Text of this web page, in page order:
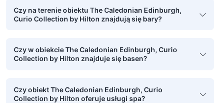
Czy na terenie obiektu The Caledonian Edinburgh,
Curio Collection by Hilton znajdują się bary?
Czy w obiekcie The Caledonian Edinburgh, Curio
Collection by Hilton znajduje się basen?
Czy obiekt The Caledonian Edinburgh, Curio
Collection by Hilton oferuje usługi spa?